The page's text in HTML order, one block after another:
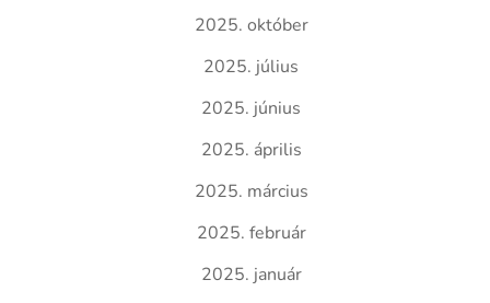
2025. október
2025. július
2025. június
2025. április
2025. március
2025. február
2025. január